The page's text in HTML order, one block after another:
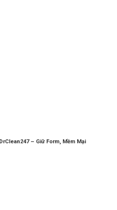
– Giữ Form, Mềm Mại